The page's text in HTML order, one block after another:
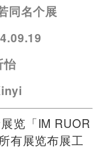
同名个展
怡
览「IM RUOR
有展览布展工